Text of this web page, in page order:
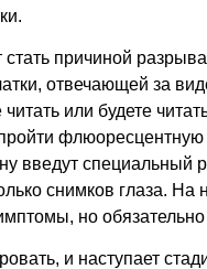
причиной
отвечающей за
или будете
пройти
введут специальный
снимков глаза.
но
и наступает